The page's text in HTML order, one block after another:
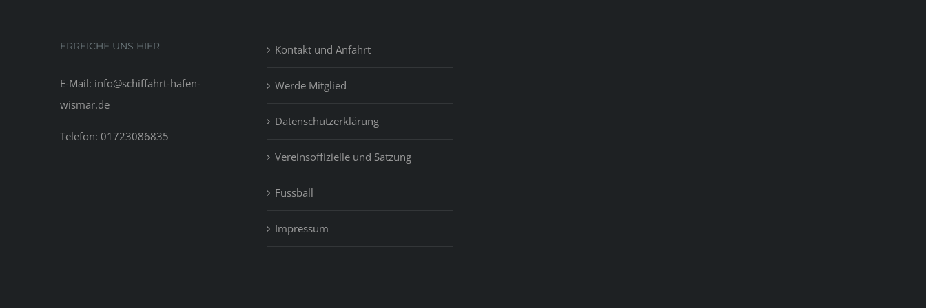
?
ERREICHE UNS HIER
E-Mail: info@schiffahrt-hafen-
wismar.de
Telefon: 01723086835
Kontakt und Anfahrt
Werde Mitglied
Datenschutzerklärung
Vereinsoffizielle und Satzung
Fussball
Impressum